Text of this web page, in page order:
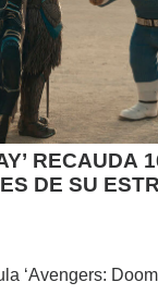
RECAUDA
DE SU
‘Avengers: